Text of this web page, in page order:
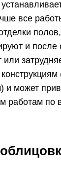
все
и после
или
и может
работам по